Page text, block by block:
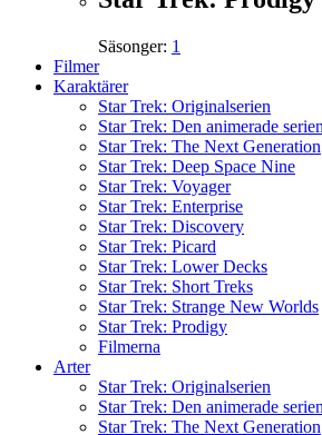
Säsonger: 1
Filmer
Karaktärer
Star Trek: Originalserien
Star Trek: Den animerade serien
Star Trek: The Next Generation
Star Trek: Deep Space Nine
Star Trek: Voyager
Star Trek: Enterprise
Star Trek: Discovery
Star Trek: Picard
Star Trek: Lower Decks
Star Trek: Short Treks
Star Trek: Strange New Worlds
Star Trek: Prodigy
Filmerna
Arter
Star Trek: Originalserien
Star Trek: Den animerade serien
Star Trek: The Next Generation